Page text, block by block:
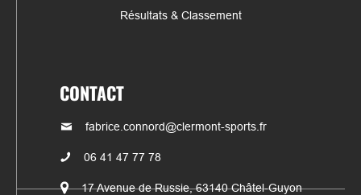
Résultats & Classement
CONTACT
fabrice.connord@clermont-sports.fr
06 41 47 77 78
17 Avenue de Russie, 63140 Châtel-Guyon